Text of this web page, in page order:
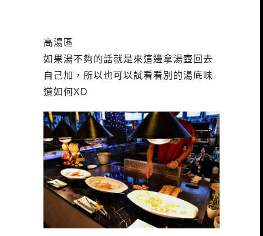
高湯區
如果湯不夠的話就是來這邊拿湯壺回去
自己加，所以也可以試看看別的湯底味
道如何XD